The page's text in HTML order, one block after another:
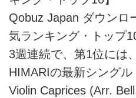
Qobuz Japan ダウンロ
気ランキング・トップ
3週連続で、第1位には
HIMARIの最新シング
Violin Caprices (Arr.